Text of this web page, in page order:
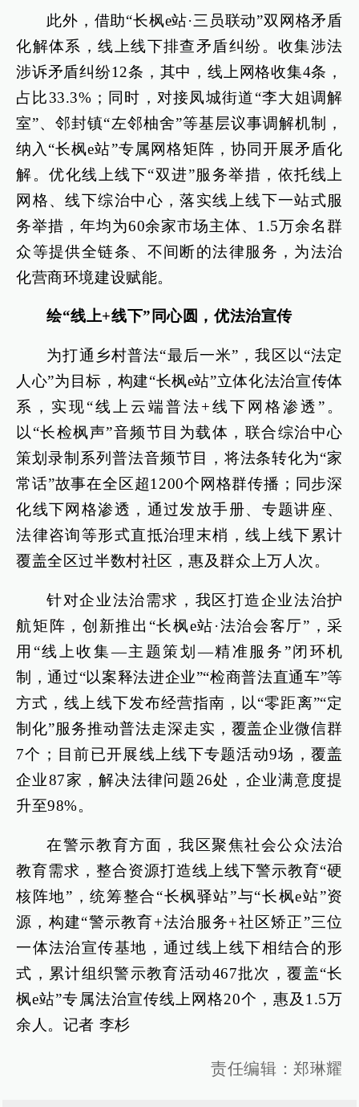
此外，借助“长枫e站·三员联动”双网格矛盾
化解体系，线上线下排查矛盾纠纷。收集涉法
涉诉矛盾纠纷12条，其中，线上网格收集4条，
占比33.3%；同时，对接凤城街道“李大姐调解
室”、邻封镇“左邻柚舍”等基层议事调解机制，
纳入“长枫e站”专属网格矩阵，协同开展矛盾化
解。优化线上线下“双进”服务举措，依托线上
网格、线下综治中心，落实线上线下一站式服
务举措，年均为60余家市场主体、1.5万余名群
众等提供全链条、不间断的法律服务，为法治
化营商环境建设赋能。
绘“线上+线下”同心圆，优法治宣传
为打通乡村普法“最后一米”，我区以“法定
人心”为目标，构建“长枫e站”立体化法治宣传体
系，实现“线上云端普法+线下网格渗透”。
以“长检枫声”音频节目为载体，联合综治中心
策划录制系列普法音频节目，将法条转化为“家
常话”故事在全区超1200个网格群传播；同步深
化线下网格渗透，通过发放手册、专题讲座、
法律咨询等形式直抵治理末梢，线上线下累计
覆盖全区过半数村社区，惠及群众上万人次。
针对企业法治需求，我区打造企业法治护
航矩阵，创新推出“长枫e站·法治会客厅”，采
用“线上收集—主题策划—精准服务”闭环机
制，通过“以案释法进企业”“检商普法直通车”等
方式，线上线下发布经营指南，以“零距离”“定
制化”服务推动普法走深走实，覆盖企业微信群
7个；目前已开展线上线下专题活动9场，覆盖
企业87家，解决法律问题26处，企业满意度提
升至98%。
在警示教育方面，我区聚焦社会公众法治
教育需求，整合资源打造线上线下警示教育“硬
核阵地”，统筹整合“长枫驿站”与“长枫e站”资
源，构建“警示教育+法治服务+社区矫正”三位
一体法治宣传基地，通过线上线下相结合的形
式，累计组织警示教育活动467批次，覆盖“长
枫e站”专属法治宣传线上网格20个，惠及1.5万
余人。记者 李杉
责任编辑：郑琳耀